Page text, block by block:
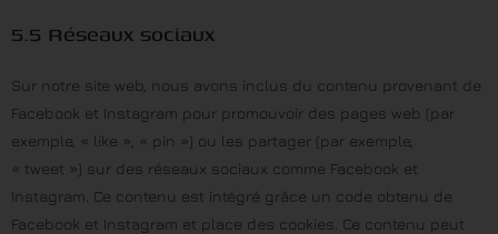
5.5 Réseaux sociaux
Sur notre site web, nous avons inclus du contenu provenant de
Facebook et Instagram pour promouvoir des pages web (par
exemple, « like », « pin ») ou les partager (par exemple,
« tweet ») sur des réseaux sociaux comme Facebook et
Instagram. Ce contenu est intégré grâce un code obtenu de
Facebook et Instagram et place des cookies. Ce contenu peut